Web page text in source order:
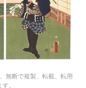
無断で複製、転載、転用
。